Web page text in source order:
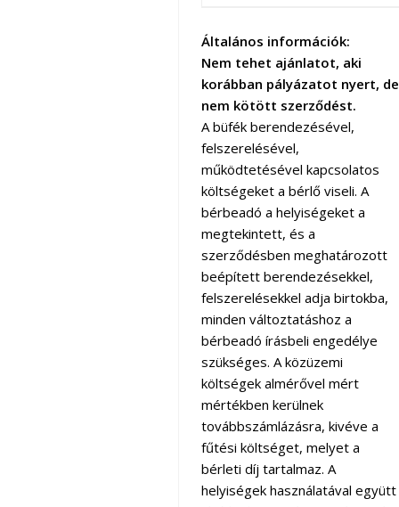
Általános információk:
Nem tehet ajánlatot, aki
korábban pályázatot nyert, de
nem kötött szerződést.
A büfék berendezésével,
felszerelésével,
működtetésével kapcsolatos
költségeket a bérlő viseli. A
bérbeadó a helyiségeket a
megtekintett, és a
szerződésben meghatározott
beépített berendezésekkel,
felszerelésekkel adja birtokba,
minden változtatáshoz a
bérbeadó írásbeli engedélye
szükséges. A közüzemi
költségek almérővel mért
mértékben kerülnek
továbbszámlázásra, kivéve a
fűtési költséget, melyet a
bérleti díj tartalmaz. A
helyiségek használatával együtt